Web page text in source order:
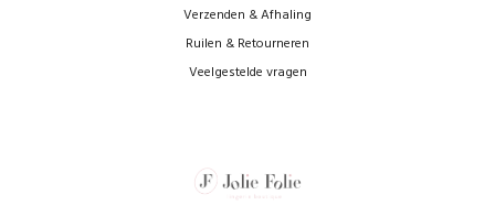
Verzenden & Afhaling
Ruilen & Retourneren
Veelgestelde vragen